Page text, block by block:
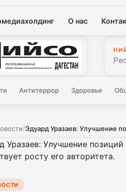
О нас
Антитеррор Здоровье
/Эдуард Уразаев: Улучшение